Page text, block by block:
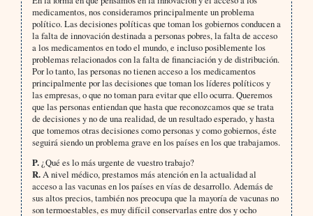
medicamentos, nos consideramos principalmente un problema
político. Las decisiones políticas que toman los gobiernos conducen a
la falta de innovación destinada a personas pobres, la falta de acceso
a los medicamentos en todo el mundo, e incluso posiblemente los
problemas relacionados con la falta de financiación y de distribución.
Por lo tanto, las personas no tienen acceso a los medicamentos
principalmente por las decisiones que toman los líderes políticos y
las empresas, o que no toman para evitar que ello ocurra. Queremos
que las personas entiendan que hasta que reconozcamos que se trata
de decisiones y no de una realidad, de un resultado esperado, y hasta
que tomemos otras decisiones como personas y como gobiernos, éste
seguirá siendo un problema grave en los países en los que trabajamos.
P.¿Qué es lo más urgente de vuestro trabajo?
R.A nivel médico, prestamos más atención en la actualidad al
acceso a las vacunas en los países en vías de desarrollo. Además de
sus altos precios, también nos preocupa que la mayoría de vacunas no
son termoestables, es muy difícil conservarlas entre dos y ocho